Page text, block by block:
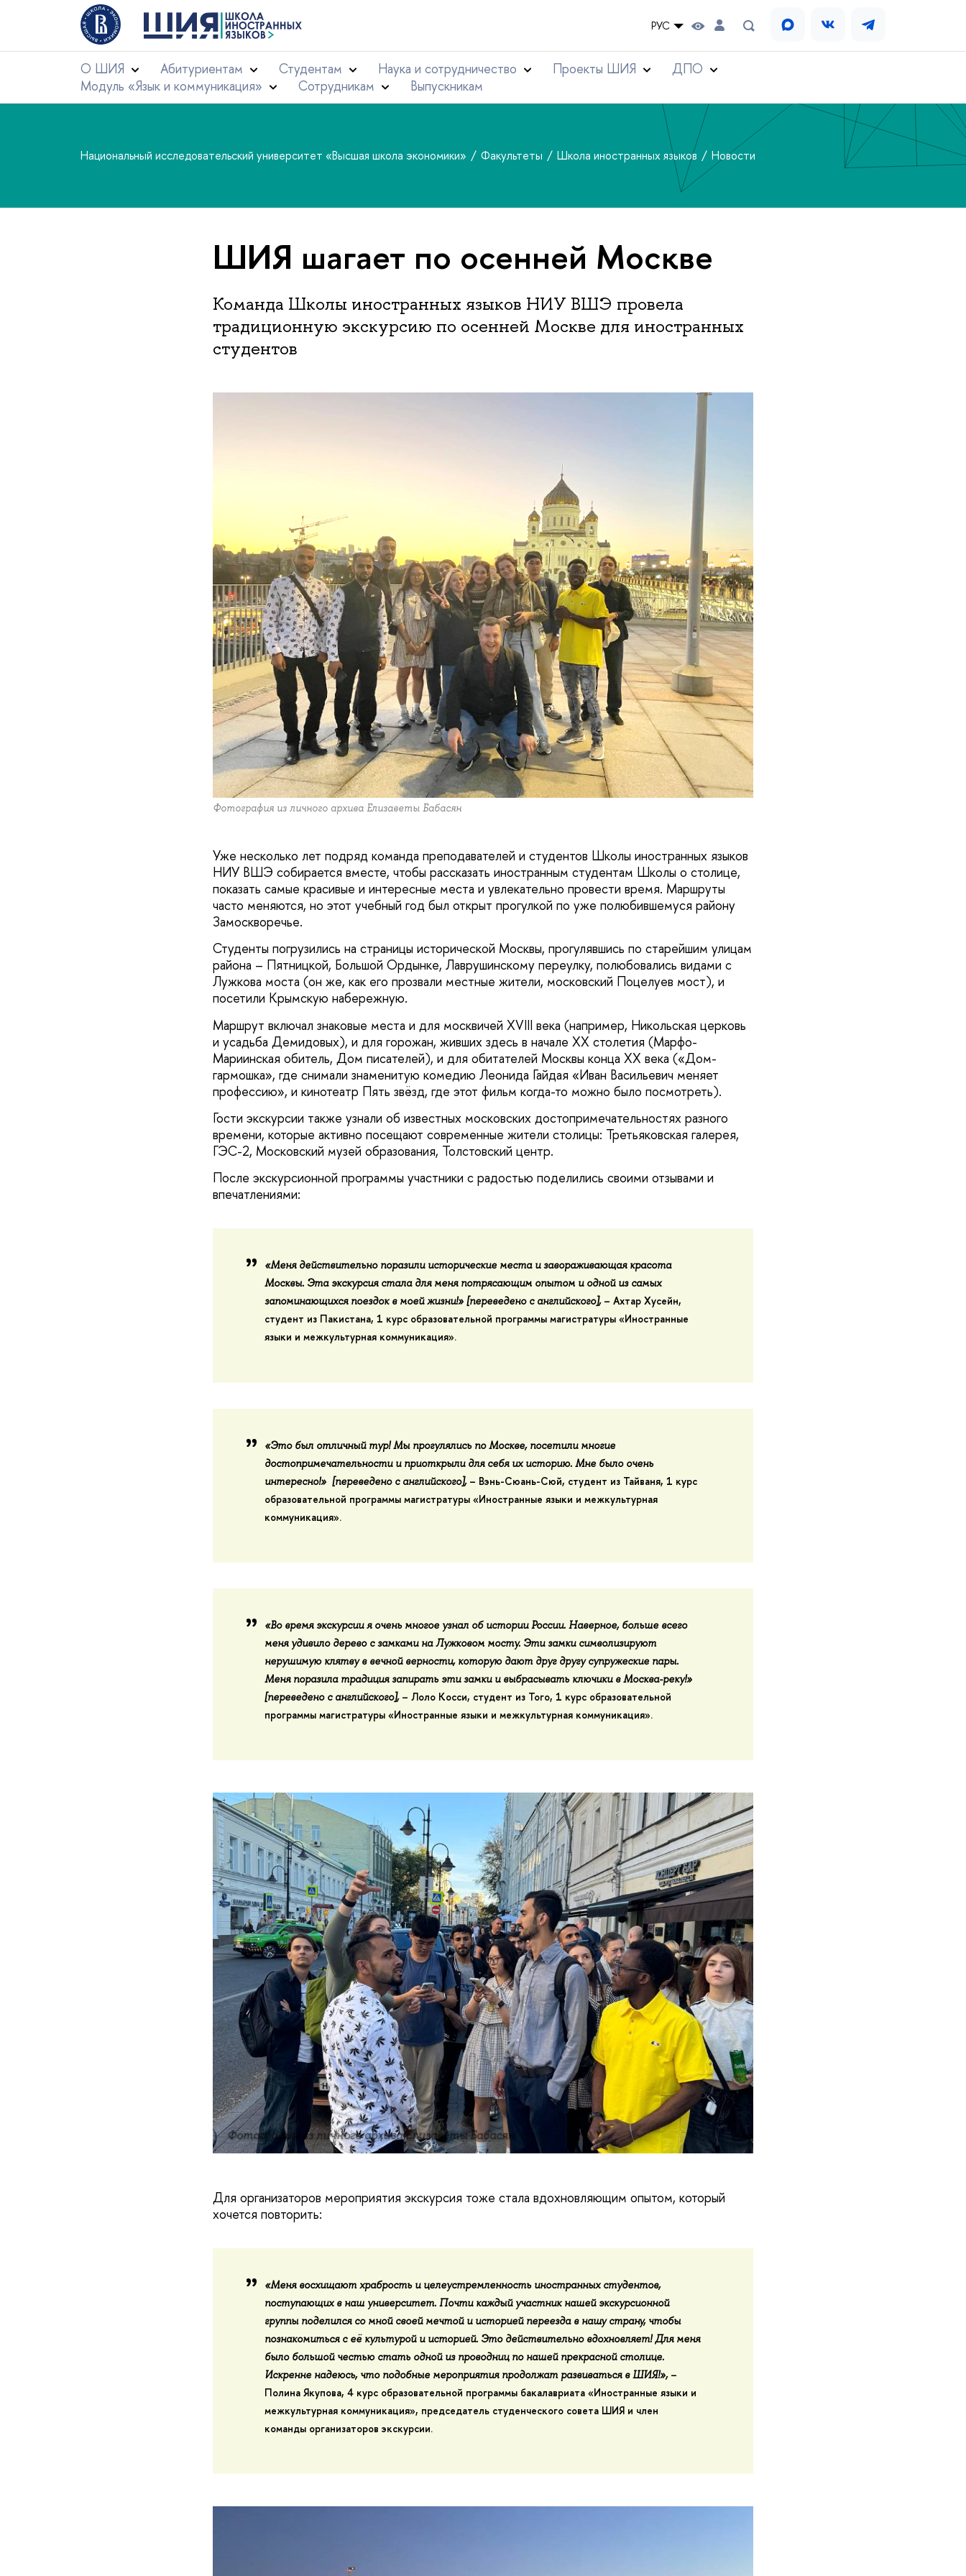
РУС
О ШИЯ Абитуриентам Студентам Наука и сотрудничество Проекты ШИЯ
ДПО
Модуль «Язык и коммуникация»
Сотрудникам Выпускникам
Национальный исследовательский университет «Высшая школа экономики» Факультеты Школа иностранных языков Новости
ШИЯ шагает по осенней Москве
Команда Школы иностранных языков НИУ ВШЭ провела
традиционную экскурсию по осенней Москве для иностранных
студентов
Фотография из личного архива Елизаветы Бабасян
Уже несколько лет подряд команда преподавателей и студентов Школы иностранных языков
НИУ ВШЭ собирается вместе, чтобы рассказать иностранным студентам Школы о столице,
показать самые красивые и интересные места и увлекательно провести время. Маршруты
часто меняются, но этот учебный год был открыт прогулкой по уже полюбившемуся району
Замоскворечье.
Студенты погрузились на страницы исторической Москвы, прогулявшись по старейшим улицам
района – Пятницкой, Большой Ордынке, Лаврушинскому переулку, полюбовались видами с
Лужкова моста (он же, как его прозвали местные жители, московский Поцелуев мост), и
посетили Крымскую набережную.
Маршрут включал знаковые места и для москвичей XVIII века (например, Никольская церковь
и усадьба Демидовых), и для горожан, живших здесь в начале XX столетия (Марфо-
Мариинская обитель, Дом писателей), и для обитателей Москвы конца XX века («Дом-
гармошка», где снимали знаменитую комедию Леонида Гайдая «Иван Васильевич меняет
профессию», и кинотеатр Пять звёзд, где этот фильм когда-то можно было посмотреть).
Гости экскурсии также узнали об известных московских достопримечательностях разного
времени, которые активно посещают современные жители столицы: Третьяковская галерея,
ГЭС-2, Московский музей образования, Толстовский центр.
После экскурсионной программы участники с радостью поделились своими отзывами и
впечатлениями:
«Меня действительно поразили исторические места и завораживающая красота
Москвы. Эта экскурсия стала для меня потрясающим опытом и одной из самых
запоминающихся поездок в моей жизни!»[переведено с английского], – Ахтар Хусейн,
студент из Пакистана, 1 курс образовательной программы магистратуры «Иностранные
языки и межкультурная коммуникация».
«Это был отличный тур! Мы прогулялись по Москве, посетили многие
достопримечательности и приоткрыли для себя их историю. Мне было очень
интересно!»[переведено с английского], – Вэнь-Сюань-Сюй, студент из Тайваня, 1 курс
образовательной программы магистратуры «Иностранные языки и межкультурная
коммуникация».
«Во время экскурсии я очень многое узнал об истории России. Наверное, больше всего
меня удивило дерево с замками на Лужковом мосту. Эти замки символизируют
нерушимую клятву в вечной верности, которую дают друг другу супружеские пары.
Меня поразила традиция запирать эти замки и выбрасывать ключики в Москва-реку!»
[переведено с английского], – Лоло Косси, студент из Того, 1 курс образовательной
программы магистратуры «Иностранные языки и межкультурная коммуникация».
Фотография из личного архива Елизаветы Бабасян
Для организаторов мероприятия экскурсия тоже стала вдохновляющим опытом, который
хочется повторить:
«Меня восхищают храбрость и целеустремленность иностранных студентов,
поступающих в наш университет. Почти каждый участник нашей экскурсионной
группы поделился со мной своей мечтой иисторией переездав нашу страну, чтобы
познакомиться с её культурой и историей. Это действительно вдохновляет! Для меня
было большой честью стать одной из проводниц по нашей прекрасной столице.
Искренне надеюсь, что подобные мероприятия продолжат развиваться в ШИЯ!», –
Полина Якупова, 4 курс образовательной программы бакалавриата «Иностранные языки и
межкультурная коммуникация», председатель студенческого совета ШИЯ и член
команды организаторов экскурсии.